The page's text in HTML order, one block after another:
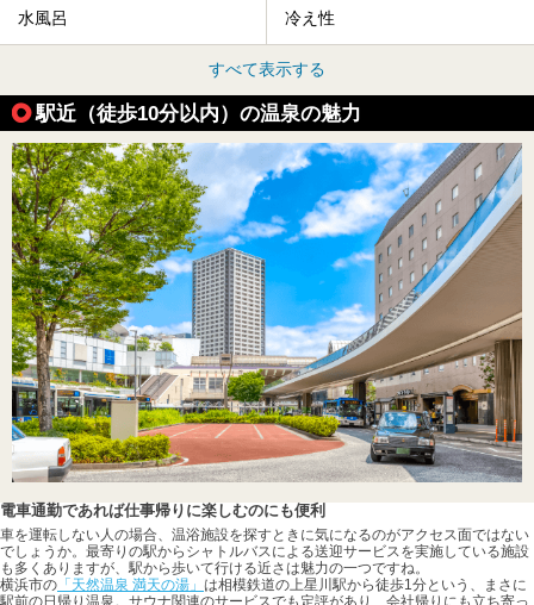
水風呂 冷え性
すべて表示する
駅近（徒歩10分以内）の温泉の魅力
電車通勤であれば仕事帰りに楽しむのにも便利
車を運転しない人の場合、温浴施設を探すときに気になるのがアクセス面ではない
でしょうか。最寄りの駅からシャトルバスによる送迎サービスを実施している施設
も多くありますが、駅から歩いて行ける近さは魅力の一つですね。
横浜市の 「天然温泉 満天の湯」 は相模鉄道の上星川駅から徒歩1分という、まさに